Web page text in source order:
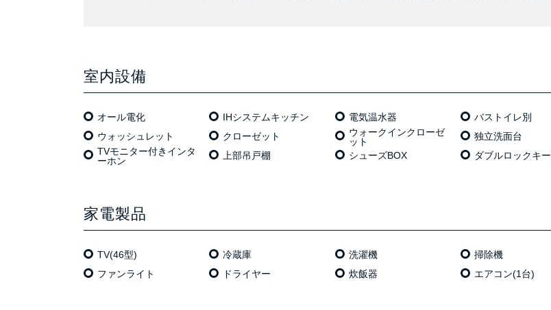
室内設備
オール電化 IHシステムキッチン 電気温⽔器 バストイレ別
ウォッシュレット
クローゼット
ウォークインクローゼ
ット
独⽴洗⾯台
TVモニター付きインタ
ーホン
上部吊戸棚 シューズBOX ダブルロックキー
家電製品
TV(46型) 冷蔵庫 洗濯機 掃除機
ファンライト
ドライヤー 炊飯器 エアコン(1台)